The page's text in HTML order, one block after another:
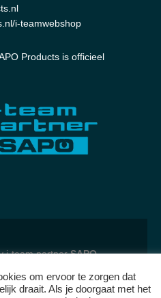
i-teamwebshop
Products is officieel
i-team partnerSAPO
om ervoor te zorgen dat
draait. Als je doorgaat met het